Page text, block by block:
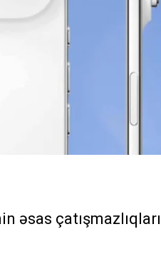
əsas çatışmazlıqları